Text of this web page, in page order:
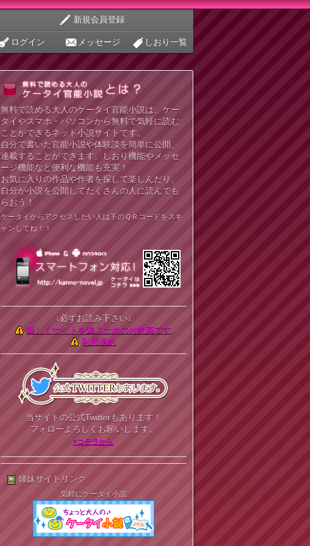
新規会員登録
ログイン メッセージ しおり一覧
無料で読める大人のケータイ官能小説は、ケー
タイやスマホ・パソコンから無料で気軽に読む
ことができるネット小説サイトです。
自分で書いた官能小説や体験談を簡単に公開、
連載することができます。しおり機能やメッセ
ージ機能など便利な機能も充実！
お気に入りの作品や作者を探して楽しんだり、
自分が小説を公開してたくさんの人に読んでも
らおう！
ケータイからアクセスしたい人は下のＱＲコードをスキ
ャンしてね！！
↓必ずお読み下さい↓
楽しくサイトを遊ぶためのお約束です
利用規約
当サイトの公式Twitterもあります！
フォローよろしくお願いします。
>コチラから
姉妹サイトリンク
気軽にケータイ小説